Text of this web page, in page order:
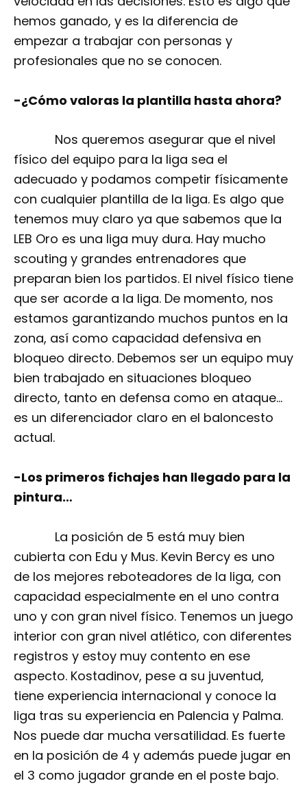
hemos ganado, y es la diferencia de
empezar a trabajar con personas y
profesionales que no se conocen.
-¿Cómo valoras la plantilla hasta ahora?
Nos queremos asegurar que el nivel
físico del equipo para la liga sea el
adecuado y podamos competir físicamente
con cualquier plantilla de la liga. Es algo que
tenemos muy claro ya que sabemos que la
LEB Oro es una liga muy dura. Hay mucho
scouting y grandes entrenadores que
preparan bien los partidos. El nivel físico tiene
que ser acorde a la liga. De momento, nos
estamos garantizando muchos puntos en la
zona, así como capacidad defensiva en
bloqueo directo. Debemos ser un equipo muy
bien trabajado en situaciones bloqueo
directo, tanto en defensa como en ataque…
es un diferenciador claro en el baloncesto
actual.
-Los primeros fichajes han llegado para la
pintura…
La posición de 5 está muy bien
cubierta con Edu y Mus. Kevin Bercy es uno
de los mejores reboteadores de la liga, con
capacidad especialmente en el uno contra
uno y con gran nivel físico. Tenemos un juego
interior con gran nivel atlético, con diferentes
registros y estoy muy contento en ese
aspecto. Kostadinov, pese a su juventud,
tiene experiencia internacional y conoce la
liga tras su experiencia en Palencia y Palma.
Nos puede dar mucha versatilidad. Es fuerte
en la posición de 4 y además puede jugar en
el 3 como jugador grande en el poste bajo.